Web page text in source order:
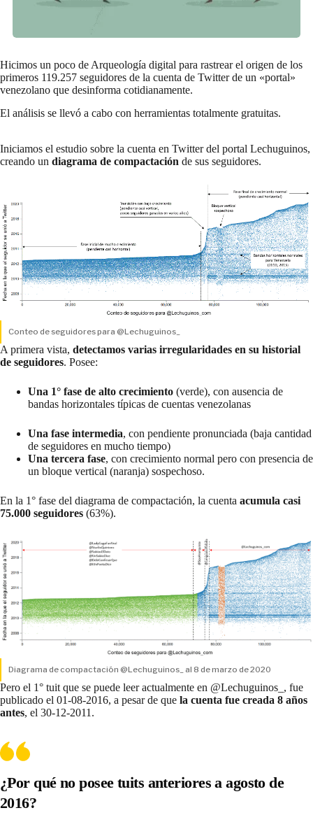
Hicimos un poco de Arqueología digital para rastrear el origen de los
primeros 119.257 seguidores de la cuenta de Twitter de un «portal»
venezolano que desinforma cotidianamente.
El análisis se llevó a cabo con herramientas totalmente gratuitas.
Iniciamos el estudio sobre la cuenta en Twitter del portal Lechuguinos,
creando un diagrama de compactación de sus seguidores.
Conteo de seguidores para @Lechuguinos_
A primera vista, detectamos varias irregularidades en su historial
de seguidores. Posee:
Una 1° fase de alto crecimiento (verde), con ausencia de
bandas horizontales típicas de cuentas venezolanas
Una fase intermedia, con pendiente pronunciada (baja cantidad
de seguidores en mucho tiempo)
Una tercera fase, con crecimiento normal pero con presencia de
un bloque vertical (naranja) sospechoso.
En la 1° fase del diagrama de compactación, la cuenta acumula casi
75.000 seguidores (63%).
Diagrama de compactación @Lechuguinos_ al 8 de marzo de 2020
Pero el 1° tuit que se puede leer actualmente en @Lechuguinos_, fue
publicado el 01-08-2016, a pesar de que la cuenta fue creada 8 años
antes, el 30-12-2011.
¿Por qué no posee tuits anteriores a agosto de
2016?